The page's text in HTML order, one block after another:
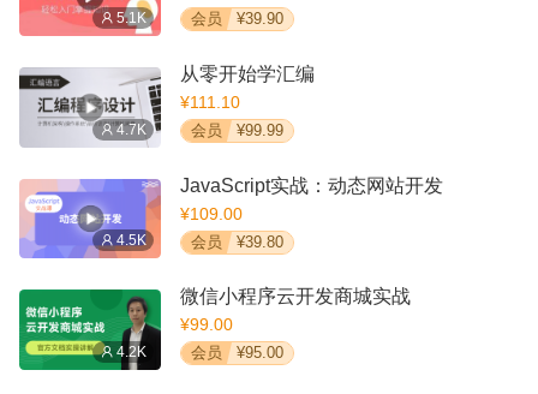
5.1K 会员 ¥39.90
4.7K
从零开始学汇编
¥111.10
会员 ¥99.99
4.5K
JavaScript实战：动态网站开发
¥109.00
会员 ¥39.80
4.2K
微信小程序云开发商城实战
¥99.00
会员 ¥95.00